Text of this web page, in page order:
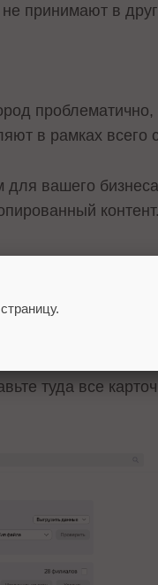
принимают в
проблематично,
в рамках всего
вашего
контент.
создав
быть создана
туда все